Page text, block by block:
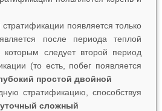
появляется только
после периода теплой
которым следует второй период
(то есть, побег появляется
простой двойной
стратификацию, способствуя
сложный